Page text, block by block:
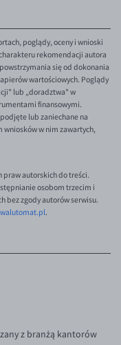
poglądy, oceny i wnioski
rekomendacji autora
się od dokonania
wartościowych. Poglądy
lub „doradztwa" w
finansowymi.
lub zaniechane na
w nim zawartych,
praw autorskich do treści.
osobom trzecim i
bez zgody autorów serwisu.
.
z branżą kantorów